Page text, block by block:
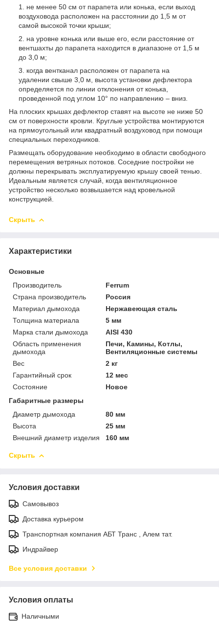
не менее 50 см от парапета или конька, если выход
воздуховода расположен на расстоянии до 1,5 м от
самой высокой точки крыши;
на уровне конька или выше его, если расстояние от
вентшахты до парапета находится в диапазоне от 1,5 м
до 3,0 м;
когда вентканал расположен от парапета на
удалении свыше 3,0 м, высота установки дефлектора
определяется по линии отклонения от конька,
проведенной под углом 10° по направлению – вниз.
На плоских крышах дефлектор ставят на высоте не ниже 50
см от поверхности кровли. Круглые устройства монтируются
на прямоугольный или квадратный воздуховод при помощи
специальных переходников.
Размещать оборудование необходимо в области свободного
перемещения ветряных потоков. Соседние постройки не
должны перекрывать эксплуатируемую крышу своей тенью.
Идеальным является случай, когда вентиляционное
устройство несколько возвышается над кровельной
конструкцией.
Скрыть
Характеристики
Основные
Производитель
Ferrum
Страна производитель
Россия
Материал дымохода
Нержавеющая сталь
Толщина материала
5 мм
Марка стали дымохода
AISI 430
Область применения
дымохода
Печи, Камины, Котлы,
Вентиляционные системы
Вес
2 кг
Гарантийный срок
12 мес
Состояние
Новое
Габаритные размеры
Диаметр дымохода
80 мм
Высота
25 мм
Внешний диаметр изделия
160 мм
Скрыть
Условия доставки
Самовывоз
Доставка курьером
Транспортная компания АБТ Транс , Алем тат.
Индрайвер
Все условия доставки
Условия оплаты
Наличными